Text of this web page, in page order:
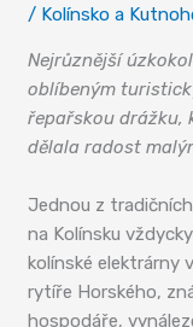
/ Kolínsko a
Nejrůznější
oblíbeným
řepařskou drážku,
dělala radost
Jednou z
na Kolínsku
kolínské elektrárny
rytíře Horského,
hospodáře,